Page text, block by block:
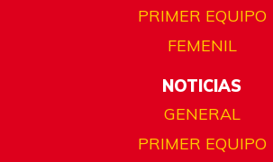
PRIMER EQUIPO
FEMENIL
NOTICIAS
GENERAL
PRIMER EQUIPO